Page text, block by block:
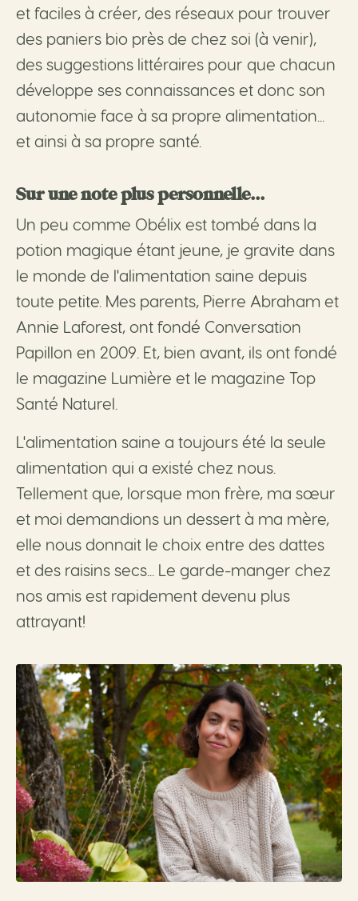
et faciles à créer, des réseaux pour trouver
des paniers bio près de chez soi (à venir),
des suggestions littéraires pour que chacun
développe ses connaissances et donc son
autonomie face à sa propre alimentation...
et ainsi à sa propre santé.
Sur une note plus personnelle...
Un peu comme Obélix est tombé dans la
potion magique étant jeune, je gravite dans
le monde de l'alimentation saine depuis
toute petite. Mes parents, Pierre Abraham et
Annie Laforest, ont fondé Conversation
Papillon en 2009. Et, bien avant, ils ont fondé
le magazine Lumière et le magazine Top
Santé Naturel.
L'alimentation saine a toujours été la seule
alimentation qui a existé chez nous.
Tellement que, lorsque mon frère, ma sœur
et moi demandions un dessert à ma mère,
elle nous donnait le choix entre des dattes
et des raisins secs... Le garde-manger chez
nos amis est rapidement devenu plus
attrayant!